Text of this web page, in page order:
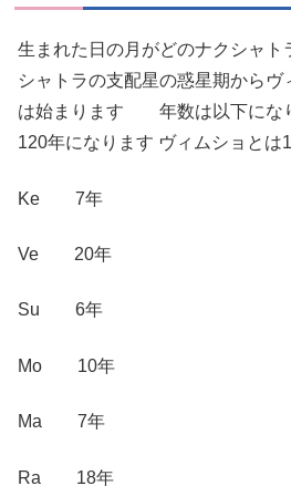
生まれた日の月がどのナクシャ
シャトラの支配星の惑星期から
は始まります 年数は以下にな
120年になります ヴィムショとは
Ke 7年
Ve 20年
Su 6年
Mo 10年
Ma 7年
Ra 18年